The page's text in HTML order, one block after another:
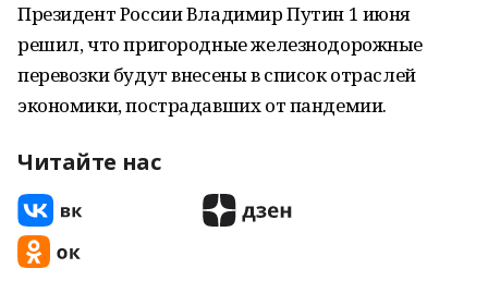
Президент России Владимир Путин 1 июня
решил, что пригородные железнодорожные
перевозки будут внесены в список отраслей
экономики, пострадавших от пандемии.
Читайте нас